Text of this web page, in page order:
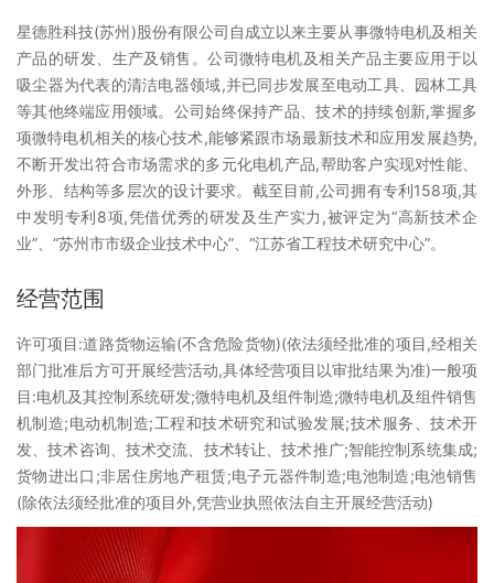
星德胜科技(苏州)股份有限公司自成立以来主要从事微特电机及相关
产品的研发、生产及销售。公司微特电机及相关产品主要应用于以
吸尘器为代表的清洁电器领域,并已同步发展至电动工具、园林工具
等其他终端应用领域。公司始终保持产品、技术的持续创新,掌握多
项微特电机相关的核心技术,能够紧跟市场最新技术和应用发展趋势,
不断开发出符合市场需求的多元化电机产品,帮助客户实现对性能、
外形、结构等多层次的设计要求。截至目前,公司拥有专利158项,其
中发明专利8项,凭借优秀的研发及生产实力,被评定为“高新技术企
业”、“苏州市市级企业技术中心”、“江苏省工程技术研究中心”。
经营范围
许可项目:道路货物运输(不含危险货物)(依法须经批准的项目,经相关
部门批准后方可开展经营活动,具体经营项目以审批结果为准)一般项
目:电机及其控制系统研发;微特电机及组件制造;微特电机及组件销售
机制造;电动机制造;工程和技术研究和试验发展;技术服务、技术开
发、技术咨询、技术交流、技术转让、技术推广;智能控制系统集成;
货物进出口;非居住房地产租赁;电子元器件制造;电池制造;电池销售
(除依法须经批准的项目外,凭营业执照依法自主开展经营活动)